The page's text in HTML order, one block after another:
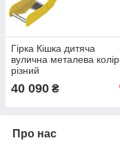
Гірка Кішка дитяча
вулична металева колір
різний
40 090 ₴
Про нас